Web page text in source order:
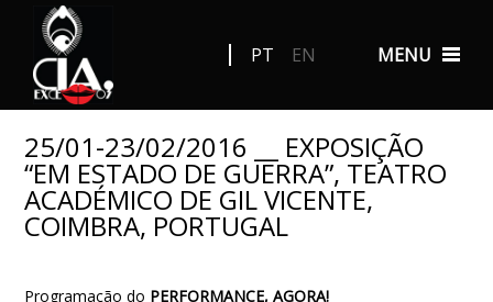
MENU
PT EN
25/01-23/02/2016 __ EXPOSIÇÃO
“EM ESTADO DE GUERRA”, TEATRO
ACADÉMICO DE GIL VICENTE,
COIMBRA, PORTUGAL
Programação do PERFORMANCE, AGORA!